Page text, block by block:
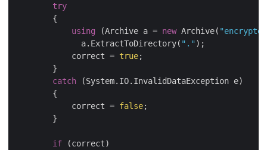
try
        {
using (Archive a = new Archive(
              a.ExtractToDirectory(
"." );
            correct =
true;
        }
catch (System.IO.InvalidDataException e)
        {
            correct =
false;
        }
if (correct)